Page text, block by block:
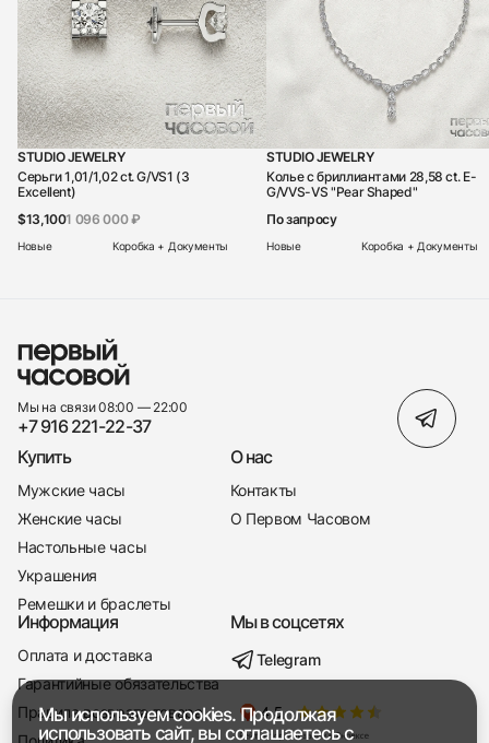
+7 916 221-22-37
Мы насвязи 08:00 — 19:00
STUDIO JEWELRY
Серьги 1,01/1,02 ct. G/VS1 (3
Excellent)
$13,1001 096 000 ₽
Новые Коробка + Документы
STUDIO JEWELRY
Колье с бриллиантами 28,58 ct. E-
G/VVS-VS "Pear Shaped"
По запросу
Новые Коробка + Документы
Мы на связи 08:00 — 22:00
+7 916 221-22-37
Купить
Мужские часы
Женские часы
Настольные часы
Украшения
Ремешки и браслеты
О нас
Контакты
О Первом Часовом
Информация
Оплата и доставка
Гарантийные обязательства
Правила возврата товара
Мы в соцсетях
Telegram
Мы используем cookies. Продолжая
использовать сайт, вы соглашаетесь с